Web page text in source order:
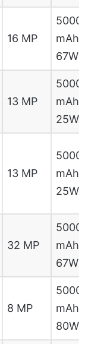
16 MP
5000
mAh,
67W
13 MP
5000
mAh,
25W
13 MP
5000
mAh,
25W
32 MP
5000
mAh,
67W
8 MP
5000
mAh,
80W